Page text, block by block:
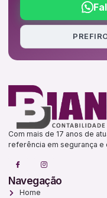
Com mais de 17 anos de
referência em segurança e
Navegação
Home